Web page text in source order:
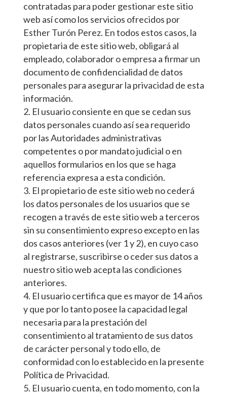
contratadas para poder gestionar este sitio
web así como los servicios ofrecidos por
Esther Turón Perez. En todos estos casos, la
propietaria de este sitio web, obligará al
empleado, colaborador o empresa a firmar un
documento de confidencialidad de datos
personales para asegurar la privacidad de esta
información.
El usuario consiente en que se cedan sus
datos personales cuando así sea requerido
por las Autoridades administrativas
competentes o por mandato judicial o en
aquellos formularios en los que se haga
referencia expresa a esta condición.
El propietario de este sitio web no cederá
los datos personales de los usuarios que se
recogen a través de este sitio web a terceros
sin su consentimiento expreso excepto en las
dos casos anteriores (ver 1 y 2), en cuyo caso
al registrarse, suscribirse o ceder sus datos a
nuestro sitio web acepta las condiciones
anteriores.
El usuario certifica que es mayor de 14 años
y que por lo tanto posee la capacidad legal
necesaria para la prestación del
consentimiento al tratamiento de sus datos
de carácter personal y todo ello, de
conformidad con lo establecido en la presente
Política de Privacidad.
El usuario cuenta, en todo momento, con la